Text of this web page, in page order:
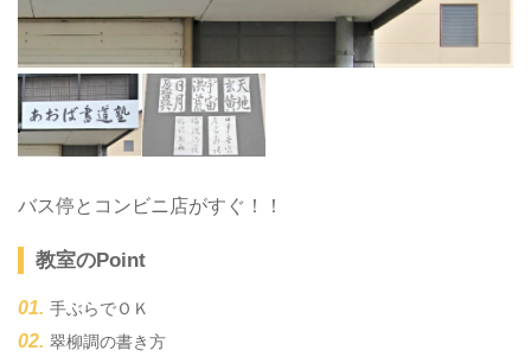
バス停とコンビニ店がすぐ！！
教室のPoint
手ぶらでＯＫ
翠柳調の書き方